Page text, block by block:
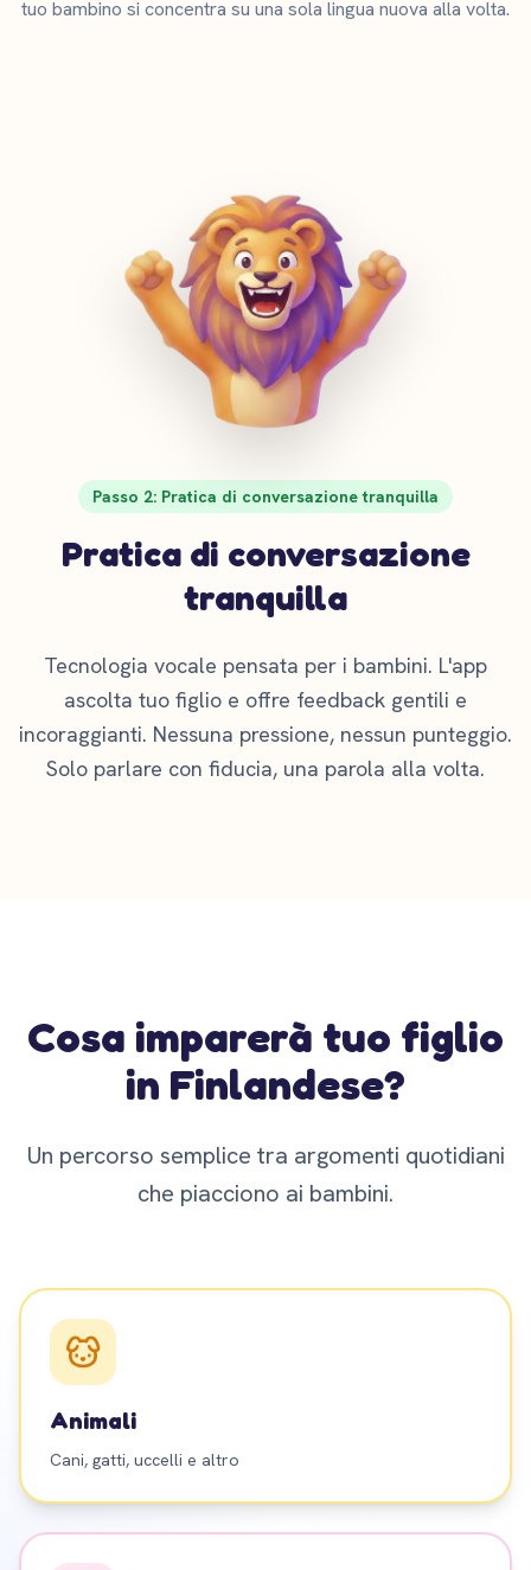
tuo bambino si concentra su una sola lingua nuova alla volta.
Passo 2: Pratica di conversazione tranquilla
Pratica di conversazione
tranquilla
Tecnologia vocale pensata per i bambini. L'app
ascolta tuo figlio e offre feedback gentili e
incoraggianti. Nessuna pressione, nessun punteggio.
Solo parlare con fiducia, una parola alla volta.
Cosa imparerà tuo figlio
in Finlandese?
Un percorso semplice tra argomenti quotidiani
che piacciono ai bambini.
Animali
Cani, gatti, uccelli e altro